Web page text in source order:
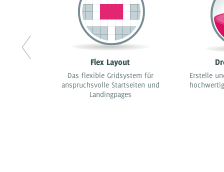
Flex Layout
Das flexible Gridsystem für
anspruchsvolle Startseiten und
Landingpages
Erstelle